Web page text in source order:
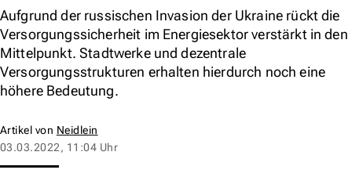
Aufgrund der russischen Invasion der Ukraine rückt die
Versorgungssicherheit im Energiesektor verstärkt in den
Mittelpunkt. Stadtwerke und dezentrale
Versorgungsstrukturen erhalten hierdurch noch eine
höhere Bedeutung.
Artikel von Neidlein
03.03.2022, 11:04 Uhr